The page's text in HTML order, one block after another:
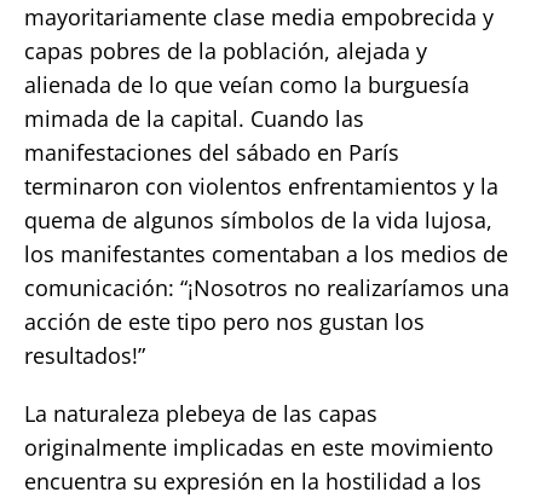
mayoritariamente clase media empobrecida y
capas pobres de la población, alejada y
alienada de lo que veían como la burguesía
mimada de la capital. Cuando las
manifestaciones del sábado en París
terminaron con violentos enfrentamientos y la
quema de algunos símbolos de la vida lujosa,
los manifestantes comentaban a los medios de
comunicación: “¡Nosotros no realizaríamos una
acción de este tipo pero nos gustan los
resultados!”
La naturaleza plebeya de las capas
originalmente implicadas en este movimiento
encuentra su expresión en la hostilidad a los